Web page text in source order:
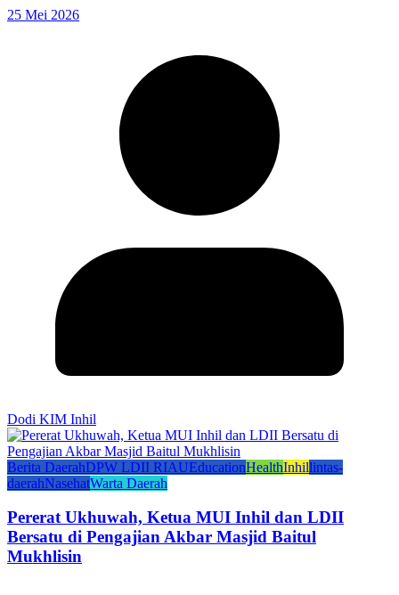
25 Mei 2026
Dodi KIM Inhil
Berita DaerahDPW LDII RIAUEducationHealthInhillintas-
daerahNasehatWarta Daerah
Pererat Ukhuwah, Ketua MUI Inhil dan LDII
Bersatu di Pengajian Akbar Masjid Baitul
Mukhlisin